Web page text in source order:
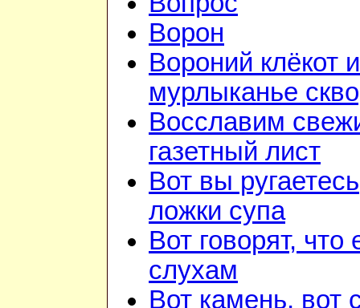
Ворон
Вороний клёкот и
мурлыканье
Восславим
газетный лист
Вот вы
ложки супа
Вот говорят, что
слухам
Вот камень, вот